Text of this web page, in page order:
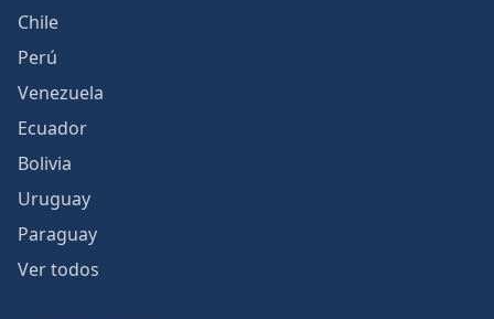
Chile
Perú
Venezuela
Ecuador
Bolivia
Uruguay
Paraguay
Ver todos